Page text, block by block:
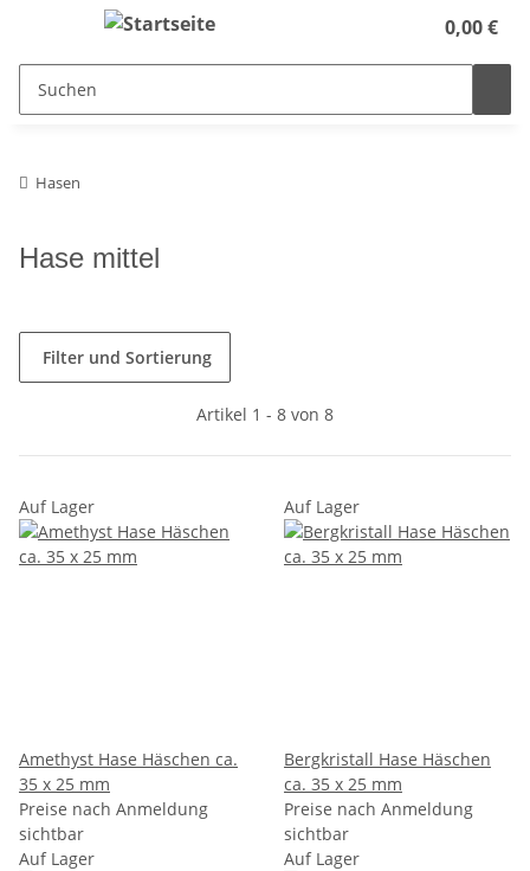
0,00 €
Hasen
Hase mittel
Filter und Sortierung
Artikel 1 - 8 von 8
Auf Lager
Amethyst Hase Häschen ca.
35 x 25 mm
Preise nach Anmeldung
sichtbar
Auf Lager
Bergkristall Hase Häschen
ca. 35 x 25 mm
Preise nach Anmeldung
sichtbar
Auf Lager
Auf Lager